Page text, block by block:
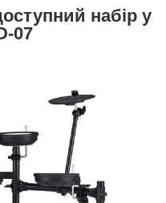
набір у
07